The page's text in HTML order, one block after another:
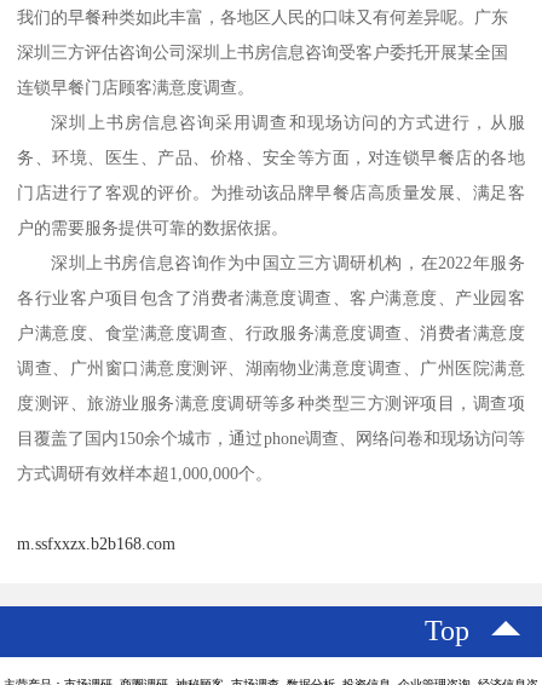
我们的早餐种类如此丰富，各地区人民的口味又有何差异呢。广东
深圳三方评估咨询公司深圳上书房信息咨询受客户委托开展某全国
连锁早餐门店顾客满意度调查。
深圳上书房信息咨询采用调查和现场访问的方式进行，从服
务、环境、医生、产品、价格、安全等方面，对连锁早餐店的各地
门店进行了客观的评价。为推动该品牌早餐店高质量发展、满足客
户的需要服务提供可靠的数据依据。
深圳上书房信息咨询作为中国立三方调研机构，在2022年服务
各行业客户项目包含了消费者满意度调查、客户满意度、产业园客
户满意度、食堂满意度调查、行政服务满意度调查、消费者满意度
调查、广州窗口满意度测评、湖南物业满意度调查、广州医院满意
度测评、旅游业服务满意度调研等多种类型三方测评项目，调查项
目覆盖了国内150余个城市，通过phone调查、网络问卷和现场访问等
方式调研有效样本超1,000,000个。
m.ssfxxzx.b2b168.com
Top